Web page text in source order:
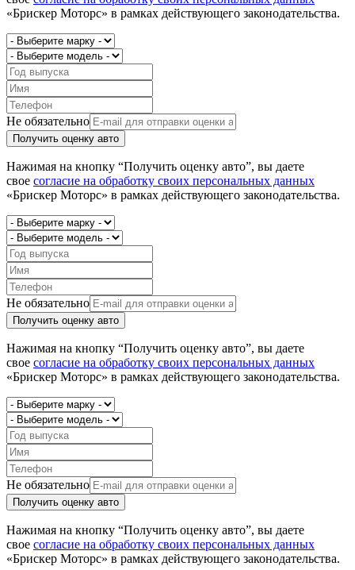
«Брискер Моторс» в рамках действующего законодательства.
Не обязательно
Получить оценку авто
Нажимая на кнопку “Получить оценку авто”, вы даете
свое согласие на обработку своих персональных данных
«Брискер Моторс» в рамках действующего законодательства.
Не обязательно
Получить оценку авто
Нажимая на кнопку “Получить оценку авто”, вы даете
свое согласие на обработку своих персональных данных
«Брискер Моторс» в рамках действующего законодательства.
Не обязательно
Получить оценку авто
Нажимая на кнопку “Получить оценку авто”, вы даете
свое согласие на обработку своих персональных данных
«Брискер Моторс» в рамках действующего законодательства.